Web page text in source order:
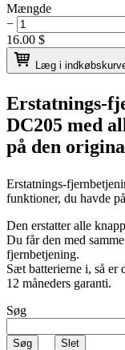
Mængde
−
16.00 $
Læg i
Erstatnings-
DC205 med
på den
Erstatnings-
funktioner, du havde
Den erstatter alle
Du får den med
fjernbetjening.
Sæt batterierne i, så er
12 måneders garanti.
Søg